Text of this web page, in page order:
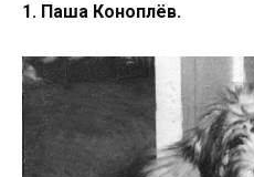
1. Паша Коноплёв.